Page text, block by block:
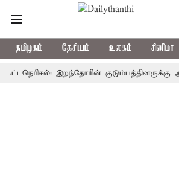
தமிழகம் தேசியம் உலகம் சினிமா
இறந்தோரின் குடும்பத்தினருக்கு